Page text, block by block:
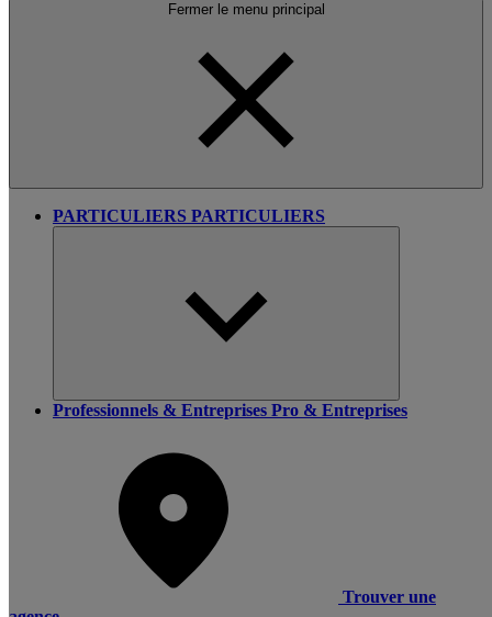
Fermer le menu principal
PARTICULIERS PARTICULIERS
Professionnels & Entreprises Pro & Entreprises
Trouver une